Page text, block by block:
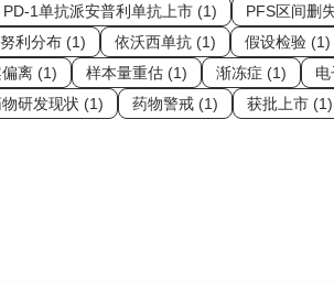
PD-1单抗派安普利单抗上市 (1) PFS区间删
利分布 (1) 依沃西单抗 (1) 假设检验 (1)
离 (1) 样本量重估 (1) 渐冻症 (1)
研发现状 (1) 药物警戒 (1) 获批上市 (1)